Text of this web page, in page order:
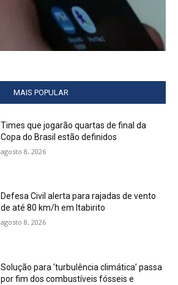
MAIS POPULAR
Times que jogarão quartas de final da
Copa do Brasil estão definidos
agosto 8, 2026
Defesa Civil alerta para rajadas de vento
de até 80 km/h em Itabirito
agosto 8, 2026
Solução para ‘turbulência climática’ passa
por fim dos combustíveis fósseis e